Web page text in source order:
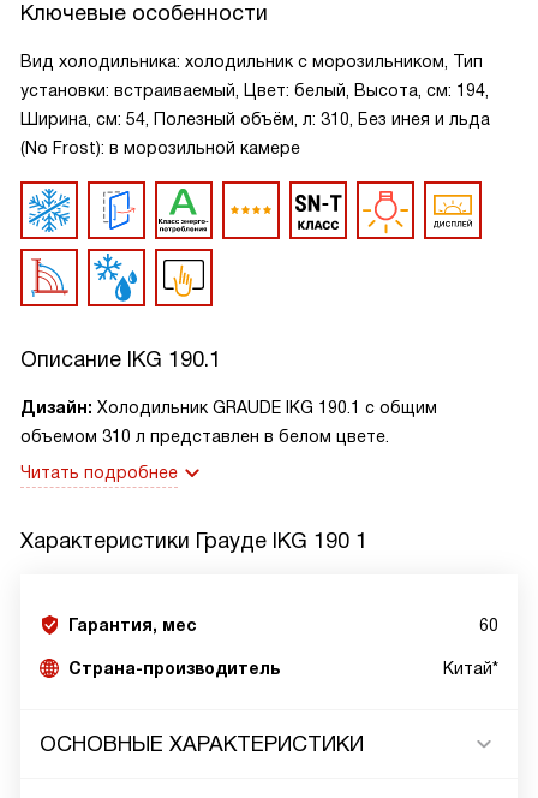
Ключевые особенности
Вид холодильника: холодильник с морозильником, Тип
установки: встраиваемый, Цвет: белый, Высота, см: 194,
Ширина, см: 54, Полезный объём, л: 310, Без инея и льда
(No Frost): в морозильной камере
Описание IKG 190.1
Дизайн: Холодильник GRAUDE IKG 190.1 с общим
объемом 310 л представлен в белом цвете.
Читать подробнее
Характеристики Грауде IKG 190 1
Гарантия, мес 60
Страна-производитель Китай*
ОСНОВНЫЕ ХАРАКТЕРИСТИКИ